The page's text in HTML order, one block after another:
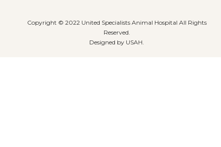
Copyright © 2022 United Specialists Animal Hospital All Rights
Reserved.
Designed by USAH.